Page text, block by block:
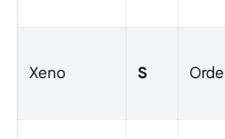
Xeno S